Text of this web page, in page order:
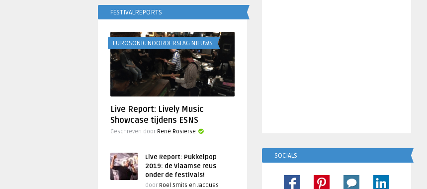
FESTIVALREPORTS
EUROSONIC NOORDERSLAG NIEUWS
Live Report: Lively Music
Showcase tijdens ESNS
Geschreven door René Rosierse
Live Report: Pukkelpop
2019: de Vlaamse reus
onder de festivals!
door Roel Smits en Jacques
SOCIALS